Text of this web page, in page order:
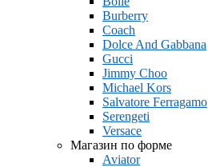
Burberry
Coach
Dolce And Gabbana
Gucci
Jimmy Choo
Michael Kors
Salvatore Ferragamo
Serengeti
Versace
Магазин по форме
Aviator